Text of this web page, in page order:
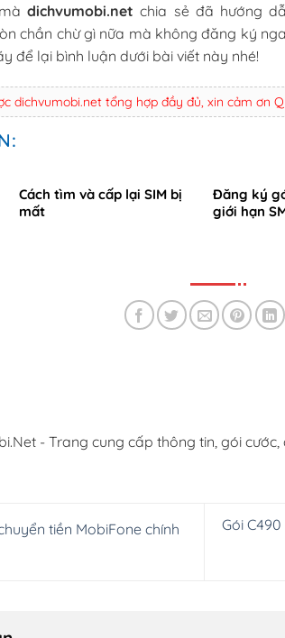
dichvumobi.net chia sẻ đã hướng
chần chừ gì nữa mà không đăng ký
để lại bình luận dưới bài viết này nhé!
dichvumobi.net tổng hợp đầy đủ, xin cảm ơn
Cách tìm và cấp lại SIM bị
mất
Đăng ký
giới hạn
- Trang cung cấp thông tin, gói
tiền MobiFone chính
Gói